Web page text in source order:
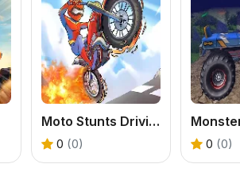
Moto Stunts Driving &amp; Racing
0 (0) 0 (0)